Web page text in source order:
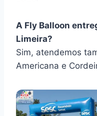
A Fly Balloon
Limeira?
Sim, atendemos
Americana e